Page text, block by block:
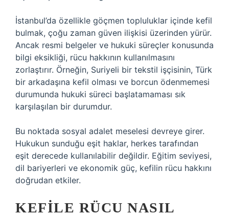
İstanbul’da özellikle göçmen topluluklar içinde kefil
bulmak, çoğu zaman güven ilişkisi üzerinden yürür.
Ancak resmi belgeler ve hukuki süreçler konusunda
bilgi eksikliği, rücu hakkının kullanılmasını
zorlaştırır. Örneğin, Suriyeli bir tekstil işçisinin, Türk
bir arkadaşına kefil olması ve borcun ödenmemesi
durumunda hukuki süreci başlatamaması sık
karşılaşılan bir durumdur.
Bu noktada sosyal adalet meselesi devreye girer.
Hukukun sunduğu eşit haklar, herkes tarafından
eşit derecede kullanılabilir değildir. Eğitim seviyesi,
dil bariyerleri ve ekonomik güç, kefilin rücu hakkını
doğrudan etkiler.
KEFILE RÜCU NASIL